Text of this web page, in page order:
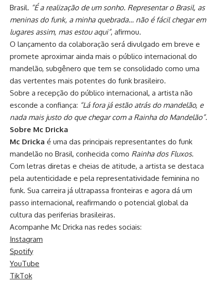
Brasil. “É a realização de um sonho. Representar o Brasil, as
meninas do funk, a minha quebrada… não é fácil chegar em
lugares assim, mas estou aqui”, afirmou.
O lançamento da colaboração será divulgado em breve e
promete aproximar ainda mais o público internacional do
mandelão, subgênero que tem se consolidado como uma
das vertentes mais potentes do funk brasileiro.
Sobre a recepção do público internacional, a artista não
esconde a confiança: “Lá fora já estão atrás do mandelão, e
nada mais justo do que chegar com a Rainha do Mandelão”.
Sobre Mc Dricka
Mc Dricka é uma das principais representantes do funk
mandelão no Brasil, conhecida como Rainha dos Fluxos.
Com letras diretas e cheias de atitude, a artista se destaca
pela autenticidade e pela representatividade feminina no
funk. Sua carreira já ultrapassa fronteiras e agora dá um
passo internacional, reafirmando o potencial global da
cultura das periferias brasileiras.
Acompanhe Mc Dricka nas redes sociais:
Instagram
Spotify
YouTube
TikTok